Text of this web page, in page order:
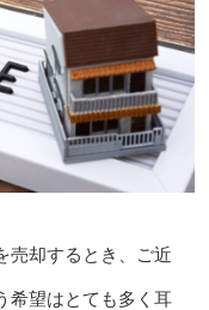
売却するとき、ご近
希望はとても多く耳